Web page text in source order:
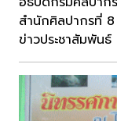
สำนักศิลปากรที่ 8
ข่าวประชาสัมพันธ์